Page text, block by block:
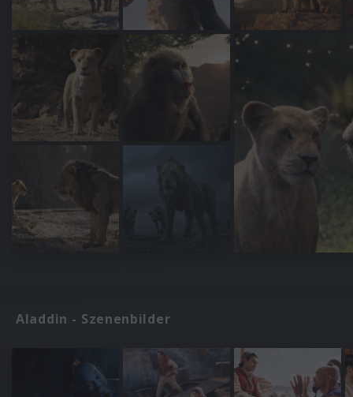
Aladdin - Szenenbilder